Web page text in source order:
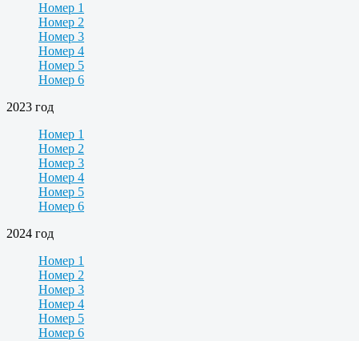
Номер 1
Номер 2
Номер 3
Номер 4
Номер 5
Номер 6
2023 год
Номер 1
Номер 2
Номер 3
Номер 4
Номер 5
Номер 6
2024 год
Номер 1
Номер 2
Номер 3
Номер 4
Номер 5
Номер 6